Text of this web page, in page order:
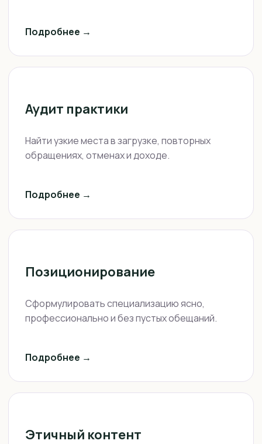
Подробнее →
Аудит практики
Найти узкие места в загрузке, повторных
обращениях, отменах и доходе.
Подробнее →
Позиционирование
Сформулировать специализацию ясно,
профессионально и без пустых обещаний.
Подробнее →
Этичный контент